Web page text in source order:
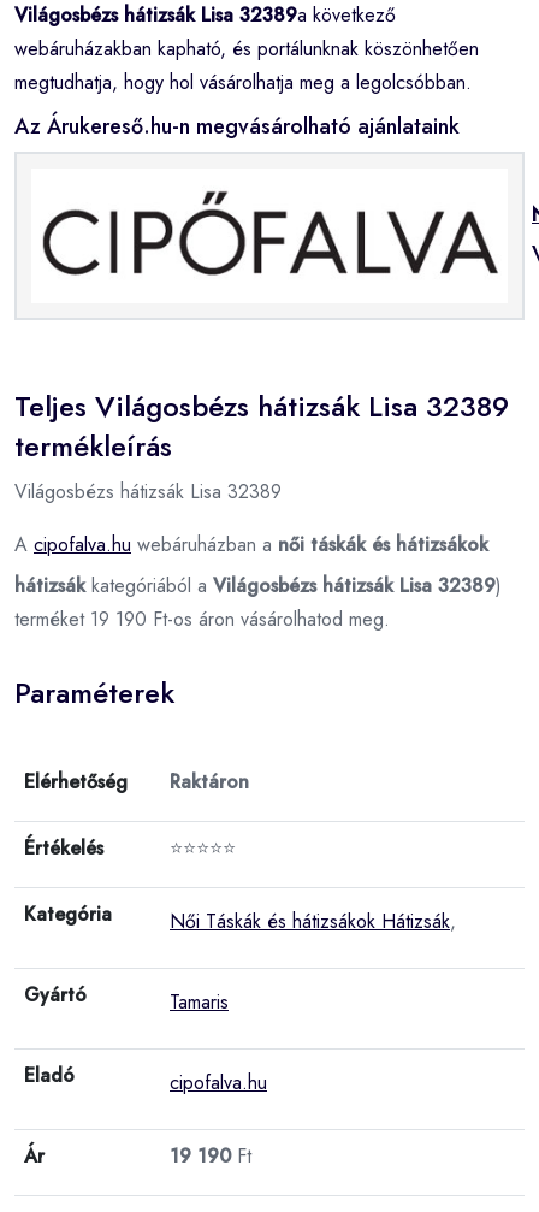
Világosbézs hátizsák Lisa 32389a következő
webáruházakban kapható, és portálunknak köszönhetően
megtudhatja, hogy hol vásárolhatja meg a legolcsóbban.
Az Árukereső.hu-n megvásárolható ajánlataink
Teljes Világosbézs hátizsák Lisa 32389
termékleírás
Világosbézs hátizsák Lisa 32389
A cipofalva.hu webáruházban a női táskák és hátizsákok
hátizsákkategóriából a Világosbézs hátizsák Lisa 32389)
terméket 19 190 Ft-os áron vásárolhatod meg.
Paraméterek
Elérhetőség Raktáron
Értékelés ⭐⭐⭐⭐⭐
Kategória Női Táskák és hátizsákok Hátizsák,
Gyártó Tamaris
Eladó cipofalva.hu
Ár 19 190Ft